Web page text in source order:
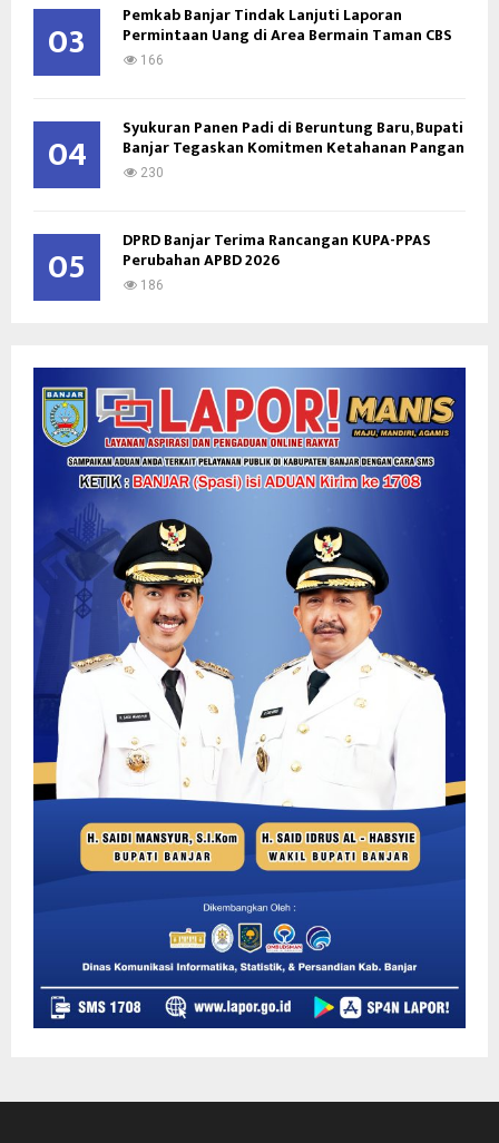
03 Pemkab Banjar Tindak Lanjuti Laporan
Permintaan Uang di Area Bermain Taman CBS
166
04 Syukuran Panen Padi di Beruntung Baru, Bupati
Banjar Tegaskan Komitmen Ketahanan Pangan
230
05 DPRD Banjar Terima Rancangan KUPA-PPAS
Perubahan APBD 2026
186